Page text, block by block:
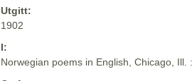
Utgitt:
1902
I:
Norwegian poems in English, Chicago, Ill.